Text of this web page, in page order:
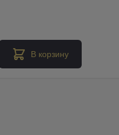
В корзину